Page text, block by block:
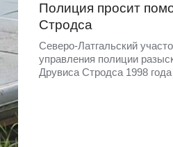
Полиция просит
Стродса
Северо-Латгальский
управления полиции
Друвиса Стродса 1998